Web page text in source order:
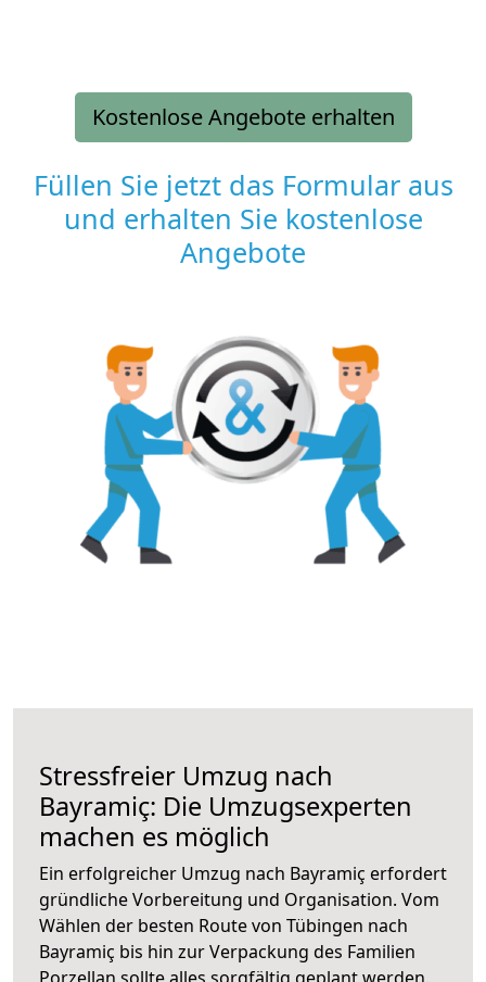
Kostenlose Angebote erhalten
Füllen Sie jetzt das Formular aus
und erhalten Sie kostenlose
Angebote
Stressfreier Umzug nach
Bayramiç: Die Umzugsexperten
machen es möglich
Ein erfolgreicher Umzug nach Bayramiç erfordert
gründliche Vorbereitung und Organisation. Vom
Wählen der besten Route von Tübingen nach
Bayramiç bis hin zur Verpackung des Familien